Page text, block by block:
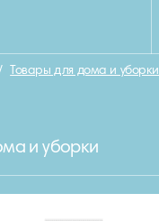
Товары для дома и уборки
и уборки